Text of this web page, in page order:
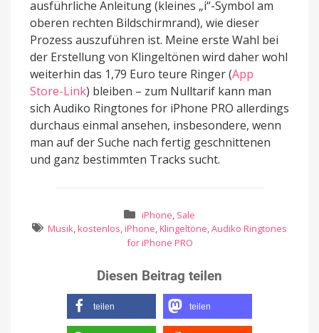
ausführliche Anleitung (kleines „i“-Symbol am
oberen rechten Bildschirmrand), wie dieser
Prozess auszuführen ist. Meine erste Wahl bei
der Erstellung von Klingeltönen wird daher wohl
weiterhin das 1,79 Euro teure Ringer (App
Store-Link) bleiben – zum Nulltarif kann man
sich Audiko Ringtones for iPhone PRO allerdings
durchaus einmal ansehen, insbesondere, wenn
man auf der Suche nach fertig geschnittenen
und ganz bestimmten Tracks sucht.
iPhone, Sale
Musik, kostenlos, iPhone, Klingeltöne,Audiko Ringtones
for iPhone PRO
Diesen Beitrag teilen
teilen teilen